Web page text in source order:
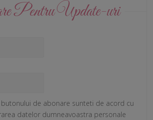
Pentru Update-uri
butonului de abonare sunteti de acord cu
datelor dumneavoastra personale